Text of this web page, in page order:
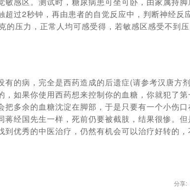
超过2秒钟，再由患者的自觉反应中，判断神经反
的压力，正常人均可感受得，若敏感区感受不到
有的病，完全是西药造成的后遗症(请参考汉唐方
，如果你使用西药想来控制你的血糖，你就犯了第
多余的血糖沈淀在脚部，于是只要有一个小伤口
蒋经国先生一样，死前仍要被截肢，结果很惨。
到优秀的中医治疗，仍然有机会可以治疗好转的
分享: